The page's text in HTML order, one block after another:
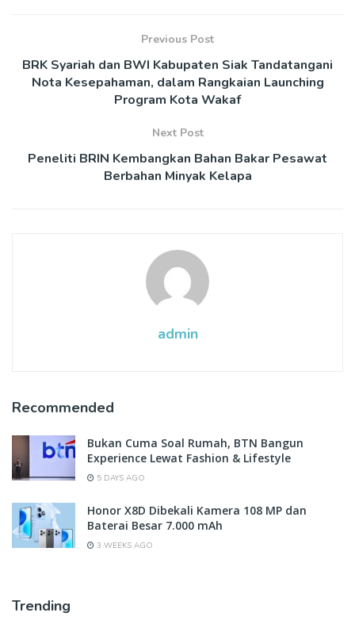
Previous Post
BRK Syariah dan BWI Kabupaten Siak Tandatangani
Nota Kesepahaman, dalam Rangkaian Launching
Program Kota Wakaf
Next Post
Peneliti BRIN Kembangkan Bahan Bakar Pesawat
Berbahan Minyak Kelapa
admin
Recommended
Bukan Cuma Soal Rumah, BTN Bangun
Experience Lewat Fashion & Lifestyle
5 DAYS AGO
Honor X8D Dibekali Kamera 108 MP dan
Baterai Besar 7.000 mAh
3 WEEKS AGO
Trending